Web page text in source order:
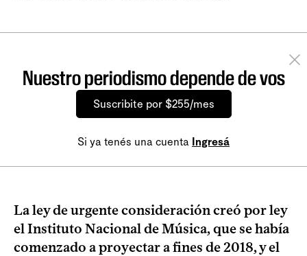
Nuestro periodismo depende de vos
Suscribite por $255/mes
Si ya tenés una cuenta Ingresá
La ley de urgente consideración creó por ley
el Instituto Nacional de Música, que se había
comenzado a proyectar a fines de 2018, y el